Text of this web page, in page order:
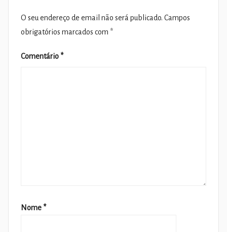
O seu endereço de email não será publicado. Campos
obrigatórios marcados com *
Comentário *
Nome *